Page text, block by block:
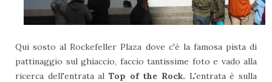
Qui sosto al Rockefeller Plaza dove c'è la famosa pista di
pattinaggio sul ghiaccio, faccio tantissime foto e vado alla
ricerca dell'entrata al Top of the Rock. L'entrata è sulla